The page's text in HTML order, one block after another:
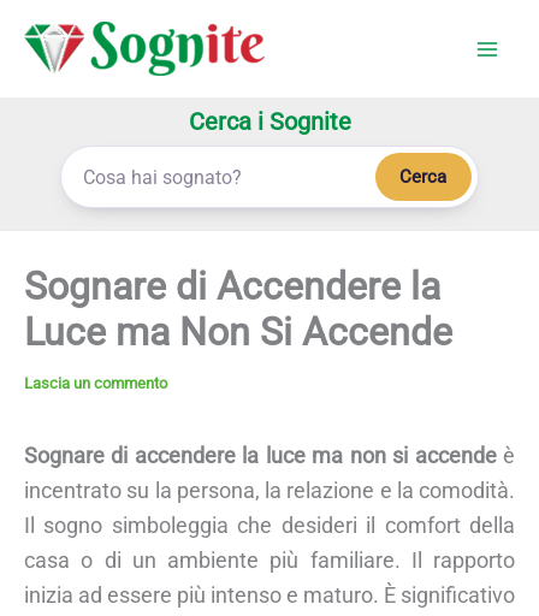
Cerca i Sognite
Cerca
Sognare di Accendere la
Luce ma Non Si Accende
Lascia un commento
Sognare di accendere la luce ma non si accendeè
incentrato su la persona, la relazione e la comodità.
Il sogno simboleggia che desideri il comfort della
casa o di un ambiente più familiare. Il rapporto
inizia ad essere più intenso e maturo. È significativo